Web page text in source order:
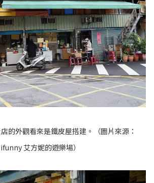
的外觀看來是鐵皮屋搭建。（圖片來源：
ifunny 艾方妮的遊樂場）